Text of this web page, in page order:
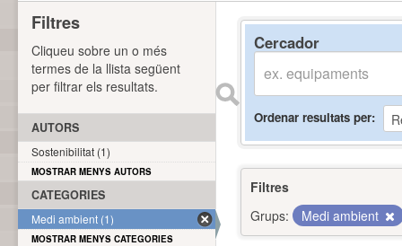
Cercador
Ordenar resultats per
Filtres
Grups:
Medi ambient
Filtres
Cliqueu sobre un o més
termes de la llista següent
per filtrar els resultats.
AUTORS
Sostenibilitat (1)
MOSTRAR MENYS AUTORS
CATEGORIES
Medi ambient (1)
MOSTRAR MENYS CATEGORIES